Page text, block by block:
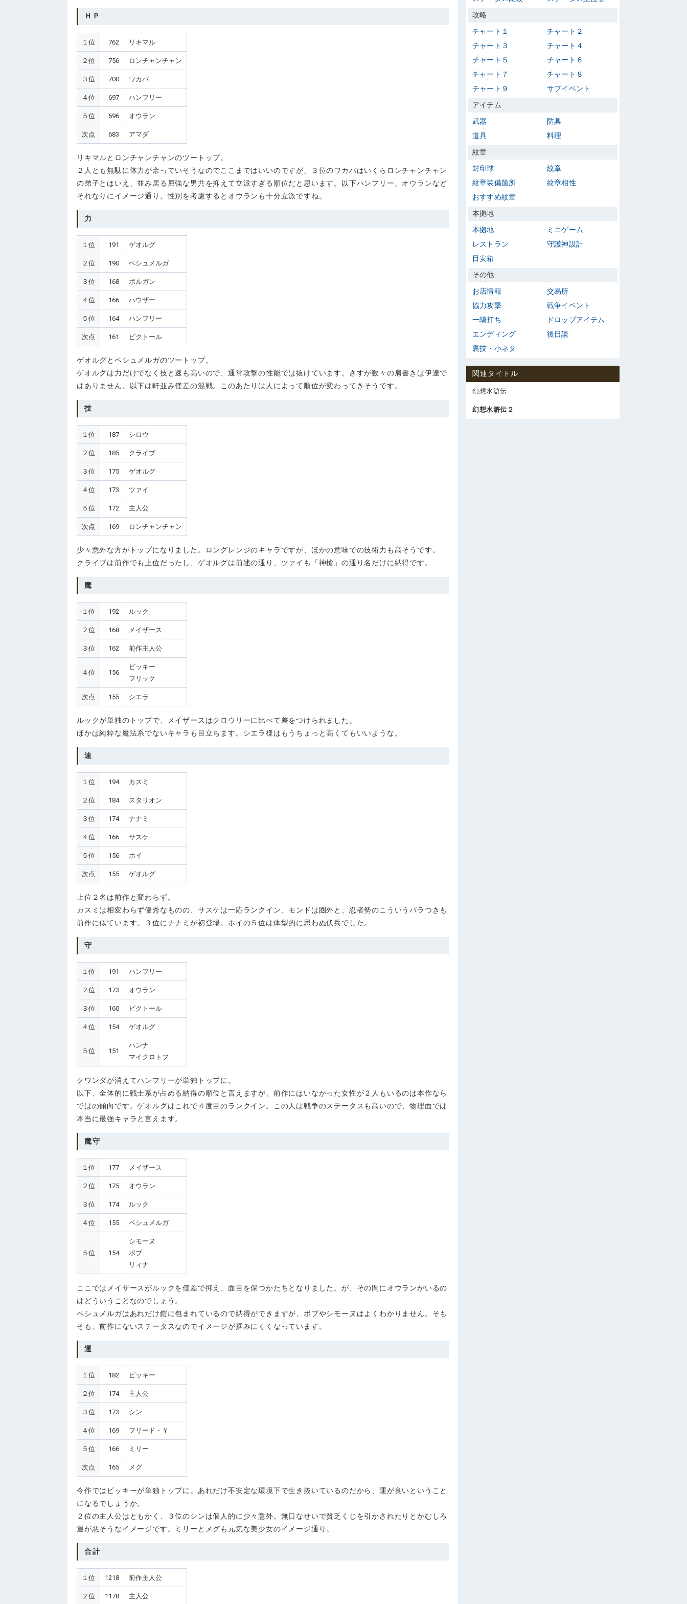
ＨＰ
１位 762 リキマル
２位 756 ロンチャンチャン
３位 700 ワカバ
４位 697 ハンフリー
５位 696 オウラン
次点 683 アマダ
リキマルとロンチャンチャンのツートップ。
２人とも無駄に体力が余っていそうなのでここまではいいのですが、３位のワカバはいくらロンチャンチャン
の弟子とはいえ、並み居る屈強な男共を抑えて立派すぎる順位だと思います。以下ハンフリー、オウランなど
それなりにイメージ通り。性別を考慮するとオウランも十分立派ですね。
力
１位 191 ゲオルグ
２位 190 ペシュメルガ
３位 168 ボルガン
４位 166 ハウザー
５位 164 ハンフリー
次点 161 ビクトール
ゲオルグとペシュメルガのツートップ。
ゲオルグは力だけでなく技と速も高いので、通常攻撃の性能では抜けています。さすが数々の肩書きは伊達で
はありません。以下は軒並み僅差の混戦。このあたりは人によって順位が変わってきそうです。
技
１位 187 シロウ
２位 185 クライブ
３位 175 ゲオルグ
４位 173 ツァイ
５位 172 主人公
次点 169 ロンチャンチャン
少々意外な方がトップになりました。ロングレンジのキャラですが、ほかの意味での技術力も高そうです。
クライブは前作でも上位だったし、ゲオルグは前述の通り、ツァイも「神槍」の通り名だけに納得です。
魔
１位 192 ルック
２位 168 メイザース
３位 162 前作主人公
４位 156
ビッキー
フリック
次点 155 シエラ
ルックが単独のトップで、メイザースはクロウリーに比べて差をつけられました。
ほかは純粋な魔法系でないキャラも目立ちます。シエラ様はもうちょっと高くてもいいような。
速
１位 194 カスミ
２位 184 スタリオン
３位 174 ナナミ
４位 166 サスケ
５位 156 ホイ
次点 155 ゲオルグ
上位２名は前作と変わらず。
カスミは相変わらず優秀なものの、サスケは一応ランクイン、モンドは圏外と、忍者勢のこういうバラつきも
前作に似ています。３位にナナミが初登場。ホイの５位は体型的に思わぬ伏兵でした。
守
１位 191 ハンフリー
２位 173 オウラン
３位 160 ビクトール
４位 154 ゲオルグ
５位 151
ハンナ
マイクロトフ
クワンダが消えてハンフリーが単独トップに。
以下、全体的に戦士系が占める納得の順位と言えますが、前作にはいなかった女性が２人もいるのは本作なら
ではの傾向です。ゲオルグはこれで４度目のランクイン。この人は戦争のステータスも高いので、物理面では
本当に最強キャラと言えます。
魔守
１位 177 メイザース
２位 175 オウラン
３位 174 ルック
４位 155 ペシュメルガ
５位 154
シモーヌ
ボブ
リィナ
ここではメイザースがルックを僅差で抑え、面目を保つかたちとなりました。が、その間にオウランがいるの
はどういうことなのでしょう。
ペシュメルガはあれだけ鎧に包まれているので納得ができますが、ボブやシモーヌはよくわかりません。そも
そも、前作にないステータスなのでイメージが掴みにくくなっています。
運
１位 182 ビッキー
２位 174 主人公
３位 173 シン
４位 169 フリード・Ｙ
５位 166 ミリー
次点 165 メグ
今作ではビッキーが単独トップに。あれだけ不安定な環境下で生き抜いているのだから、運が良いということ
になるでしょうか。
２位の主人公はともかく、３位のシンは個人的に少々意外。無口なせいで貧乏くじを引かされたりとかむしろ
運が悪そうなイメージです。ミリーとメグも元気な美少女のイメージ通り。
合計
１位 1218 前作主人公
２位 1178 主人公
攻略
チャート１
チャート２
チャート３
チャート４
チャート５
チャート６
チャート７
チャート８
チャート９
サブイベント
アイテム
武器
防具
道具
料理
紋章
封印球
紋章
紋章装備箇所
紋章相性
おすすめ紋章
本拠地
本拠地
ミニゲーム
レストラン
守護神設計
目安箱
その他
お店情報
交易所
協力攻撃
戦争イベント
一騎打ち
ドロップアイテム
エンディング
後日談
裏技・小ネタ
関連タイトル
幻想水滸伝
幻想水滸伝２